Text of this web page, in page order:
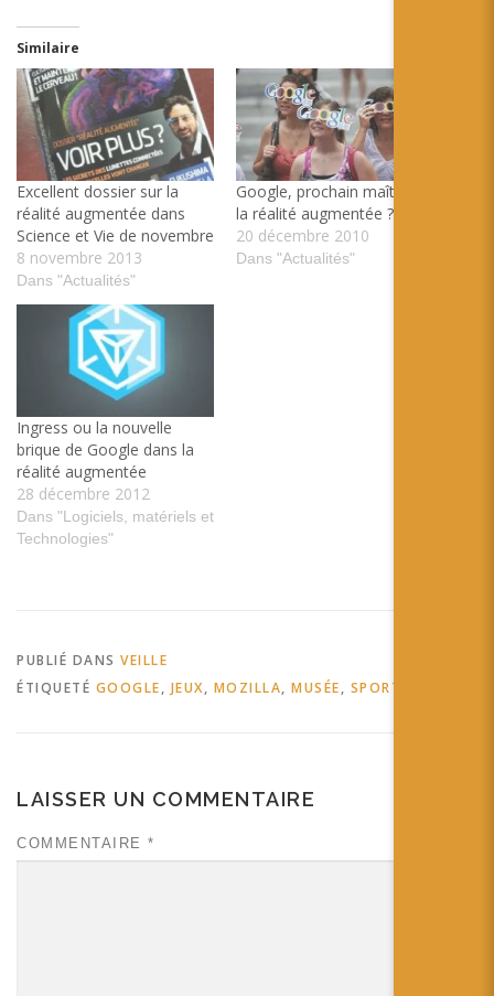
Similaire
Excellent dossier sur la
réalité augmentée dans
Science et Vie de novembre
8 novembre 2013
Dans "Actualités"
Google, prochain maître de
la réalité augmentée ?
20 décembre 2010
Dans "Actualités"
Ingress ou la nouvelle
brique de Google dans la
réalité augmentée
28 décembre 2012
Dans "Logiciels, matériels et
Technologies"
PUBLIÉ DANS VEILLE
ÉTIQUETÉ GOOGLE, JEUX, MOZILLA, MUSÉE, SPORT
LAISSER UN COMMENTAIRE
COMMENTAIRE *